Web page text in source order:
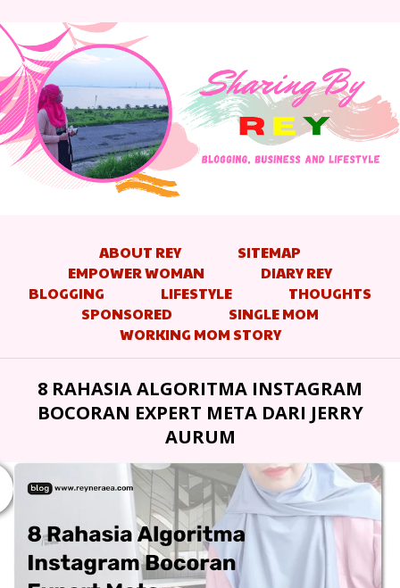
ABOUT REY
SITEMAP
EMPOWER WOMAN
DIARY REY
BLOGGING
LIFESTYLE
THOUGHTS
SPONSORED
SINGLE MOM
WORKING MOM STORY
8 RAHASIA ALGORITMA INSTAGRAM
BOCORAN EXPERT META DARI JERRY
AURUM